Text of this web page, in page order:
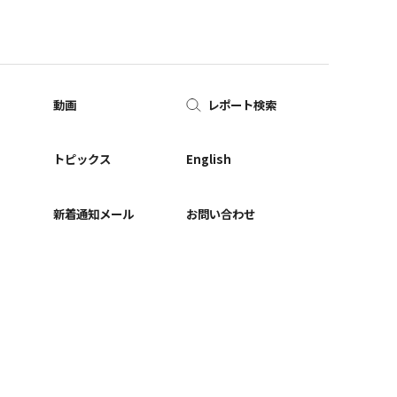
動画
トピックス
新着通知メール
レポート検索
English
お問い合わせ